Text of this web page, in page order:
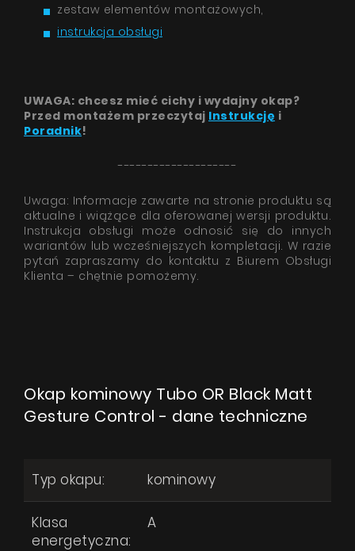
zestaw elementów montażowych,
instrukcja obsługi
UWAGA: chcesz mieć cichy i wydajny okap?
Przed montażem przeczytaj Instrukcję i
Poradnik!
--------------------
Uwaga: Informacje zawarte na stronie produktu są
aktualne i wiążące dla oferowanej wersji produktu.
Instrukcja obsługi może odnosić się do innych
wariantów lub wcześniejszych kompletacji. W razie
pytań zapraszamy do kontaktu z Biurem Obsługi
Klienta – chętnie pomożemy.
Okap kominowy Tubo OR Black Matt
Gesture Control - dane techniczne
Typ okapu: kominowy
Klasa
energetyczna:
A